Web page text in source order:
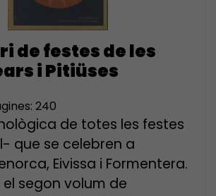
de festes de les
i Pitiüses
240
de totes les festes
que se celebren a
Eivissa i Formentera.
segon volum de